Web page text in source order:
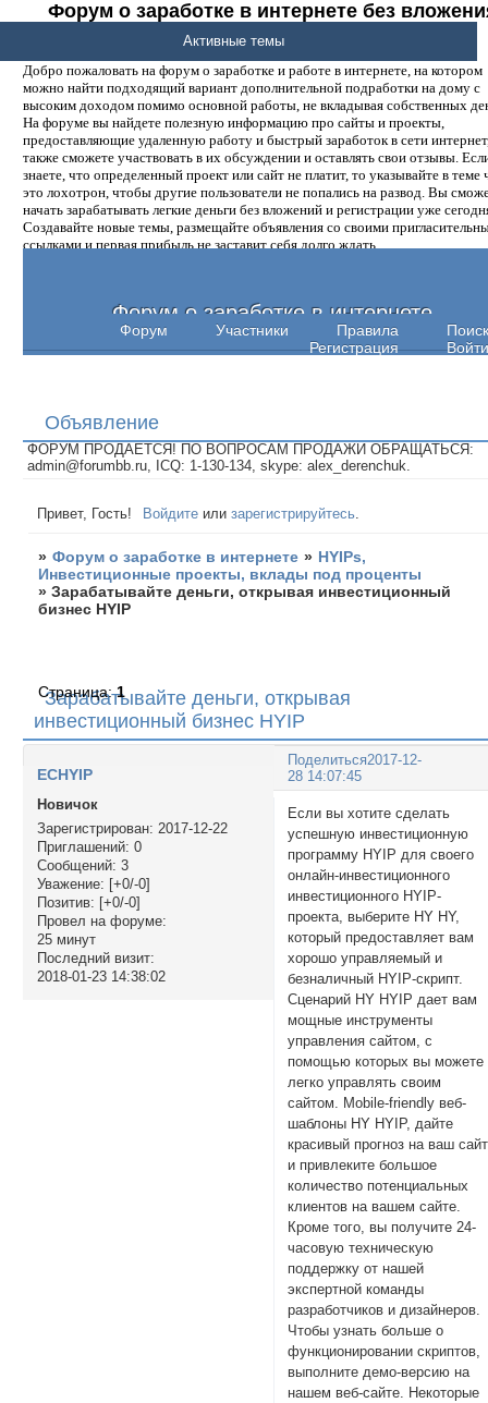
Форум о заработке в интернете без
денег.
Добро пожаловать на форум о заработке и работе в интернете, на котором
можно найти подходящий вариант дополнительной подработки на дому с
высоким доходом помимо основной работы, не вкладывая собственных
На форуме вы найдете полезную информацию про сайты и проекты,
предоставляющие удаленную работу и быстрый заработок в сети
также сможете участвовать в их обсуждении и оставлять свои отзывы.
знаете, что определенный проект или сайт не платит, то указывайте в теме
это лохотрон, чтобы другие пользователи не попались на развод. Вы
начать зарабатывать легкие деньги без вложений и регистрации уже
Создавайте новые темы, размещайте объявления со своими
ссылками и первая прибыль не заставит себя долго ждать.
Форум о заработке в интернете
Форум Участники Правила
Поиск
Регистрация
Войти
Активные темы
Объявление
ФОРУМ ПРОДАЕТСЯ! ПО ВОПРОСАМ ПРОДАЖИ ОБРАЩАТЬСЯ:
admin@forumbb.ru, ICQ: 1-130-134, skype: alex_derenchuk.
Привет, Гость! Войдите илизарегистрируйтесь
» Форум о заработке в интернете » HYIPs,
Инвестиционные проекты, вклады под проценты
»Зарабатывайте деньги, открывая инвестиционный
бизнес HYIP
Зарабатывайте деньги, открывая
инвестиционный бизнес HYIP
Страница:1
Поделиться2017-12-
28 14:07:45
ECHYIP
Новичок
Зарегистрирован: 2017-12-22
Приглашений: 0
Сообщений: 3
Уважение: [+0/-0]
Позитив: [+0/-0]
Провел на форуме:
25 минут
Последний визит:
2018-01-23 14:38:02
Если вы хотите сделать
успешную инвестиционную
программу HYIP для своего
онлайн-инвестиционного
инвестиционного HYIP-
проекта, выберите HY HY,
который предоставляет вам
хорошо управляемый и
безналичный HYIP-скрипт.
Сценарий HY HYIP дает вам
мощные инструменты
управления сайтом, с
помощью которых вы можете
легко управлять своим
сайтом. Mobile-friendly веб-
шаблоны HY HYIP, дайте
красивый прогноз на ваш сайт
и привлеките большое
количество потенциальных
клиентов на вашем сайте.
Кроме того, вы получите 24-
часовую техническую
поддержку от нашей
экспертной команды
разработчиков и дизайнеров.
Чтобы узнать больше о
функционировании скриптов,
выполните демо-версию на
нашем веб-сайте. Некоторые